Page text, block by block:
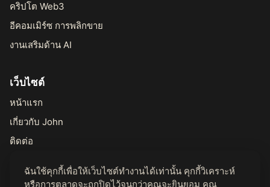
คริปโต Web3
อีคอมเมิร์ซ การพลิกขาย
งานเสริมด้าน AI
เว็บไซต์
หน้าแรก
เกี่ยวกับ John
ติดต่อ
กฎหมาย
ฉันใช้คุกกี้เพื่อให้เว็บไซต์ทำงานได้เท่านั้น คุกกี้วิเคราะห์
หรือการตลาดจะถูกปิดไว้จนกว่าคุณจะยินยอม คุณ